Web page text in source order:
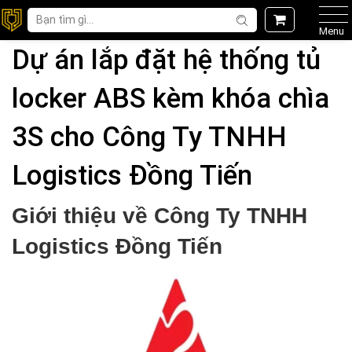
Menu
Dự án lắp đặt hệ thống tủ
locker ABS kèm khóa chìa
3S cho Công Ty TNHH
Logistics Đồng Tiến
Giới thiệu về Công Ty TNHH
Logistics Đồng Tiến